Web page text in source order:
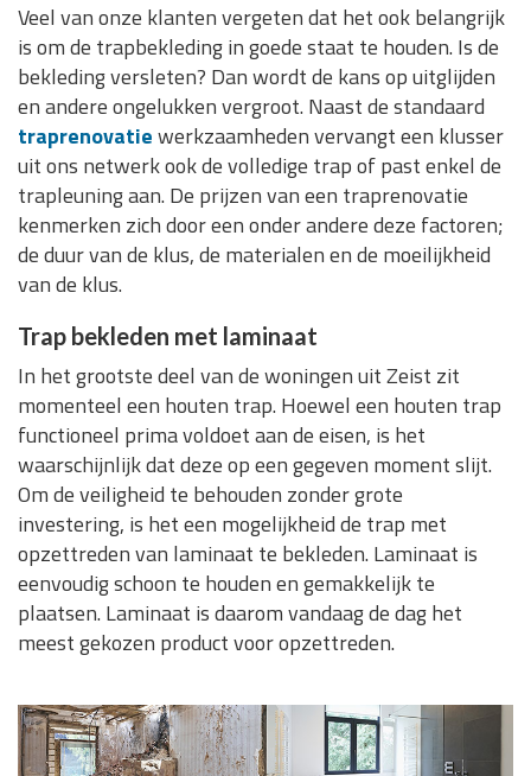
Veel van onze klanten vergeten dat het ook belangrijk
is om de trapbekleding in goede staat te houden. Is de
bekleding versleten? Dan wordt de kans op uitglijden
en andere ongelukken vergroot. Naast de standaard
traprenovatiewerkzaamheden vervangt een klusser
uit ons netwerk ook de volledige trap of past enkel de
trapleuning aan. De prijzen van een traprenovatie
kenmerken zich door een onder andere deze factoren;
de duur van de klus, de materialen en de moeilijkheid
van de klus.
Trap bekleden met laminaat
In het grootste deel van de woningen uit Zeist zit
momenteel een houten trap. Hoewel een houten trap
functioneel prima voldoet aan de eisen, is het
waarschijnlijk dat deze op een gegeven moment slijt.
Om de veiligheid te behouden zonder grote
investering, is het een mogelijkheid de trap met
opzettreden van laminaat te bekleden. Laminaat is
eenvoudig schoon te houden en gemakkelijk te
plaatsen. Laminaat is daarom vandaag de dag het
meest gekozen product voor opzettreden.